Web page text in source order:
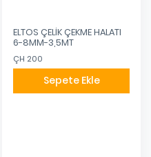
ELTOS ÇELİK ÇEKME HALATI
6-8MM-3,5MT
ÇH 200
Sepete Ekle